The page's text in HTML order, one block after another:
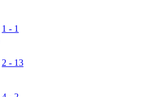
1 - 1
2 - 13